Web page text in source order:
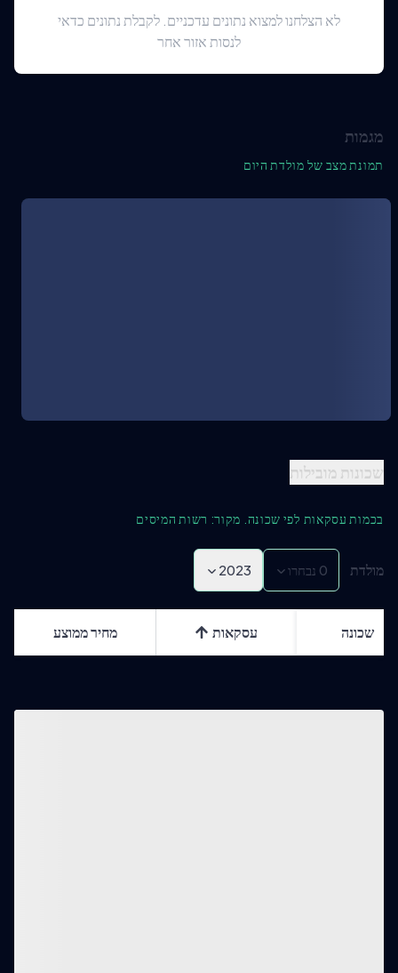
לא הצלחנו למצוא נתונים עדכניים. לקבלת נתונים כדאי
לנסות אזור אחר
מגמות
תמונת מצב של מולדת היום
שכונות מובילות
בכמות עסקאות לפי שכונה. מקור: רשות המיסים
2023 0 נבחרו מולדת
שכונה עסקאות מחיר ממוצע